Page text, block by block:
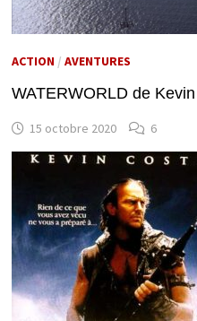
ACTION/ AVENTURES
WATERWORLD de
15 octobre 2020 6